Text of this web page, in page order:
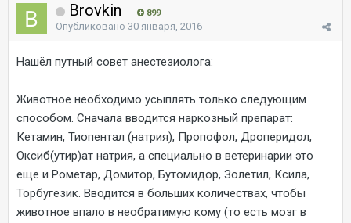
Brovkin 899
Опубликовано 30 января, 2016
Нашёл путный совет анестезиолога:
Животное необходимо усыплять только следующим
способом. Сначала вводится наркозный препарат:
Кетамин, Тиопентал (натрия), Пропофол, Дроперидол,
Оксиб(утир)ат натрия, а специально в ветеринарии это
еще и Рометар, Домитор, Бутомидор, Золетил, Ксила,
Торбугезик. Вводится в больших количествах, чтобы
животное впало в необратимую кому (то есть мозг в